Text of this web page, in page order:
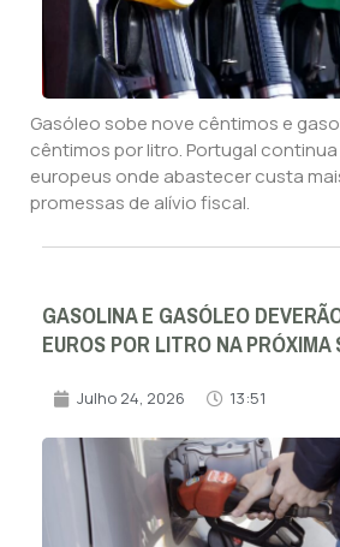
Gasóleo sobe nove cêntimos e
cêntimos por litro. Portugal
europeus onde abastecer custa
promessas de alívio fiscal.
GASOLINA E GASÓLEO
EUROS POR LITRO NA
Julho 24, 2026 13:51